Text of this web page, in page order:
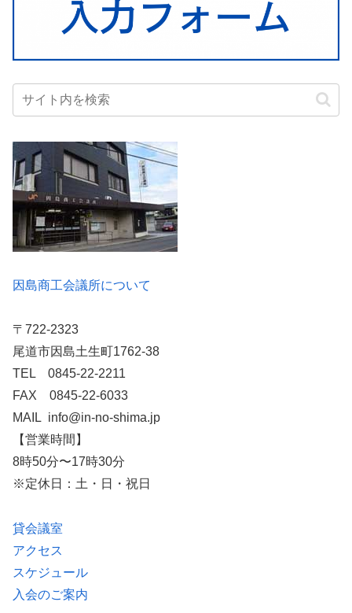
因島商工会議所について
〒722-2323
尾道市因島土生町1762-38
TEL 0845-22-2211
FAX 0845-22-6033
MAIL info@in-no-shima.jp
【営業時間】
8時50分〜17時30分
※定休日：土・日・祝日
貸会議室
アクセス
スケジュール
入会のご案内